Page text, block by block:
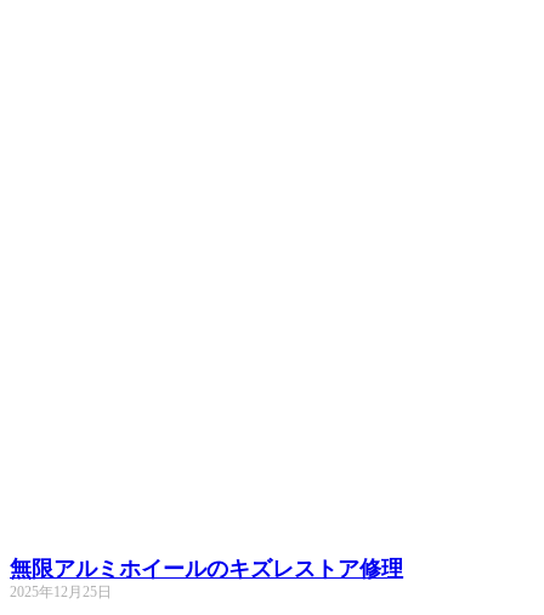
無限アルミホイールのキズレストア修理
2025年12月25日